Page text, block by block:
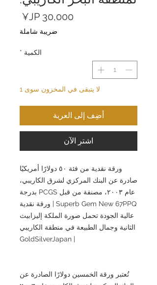
ضريبة شاملة
الكمية *
لا يتبقى في المخزون سوى 1
أضِف إلى العربة
اشترِ الآن
ورقة نقدية من فئة ٥٠ دولارًا أمريكيًا
صادرة عن البنك المركزي لشرق الكاريبي،
عام ٢٠٠٣، مصنفة من قبل PCGS بدرجة
Superb Gem New 67PPQ | ورقة نقدية
عالية الجودة تحمل صورة الملكة إليزابيث
الثانية وجمال الطبيعة في منطقة الكاريبي
| GoldSilverJapan
تُعتبر ورقة الخمسين دولارًا الصادرة عن